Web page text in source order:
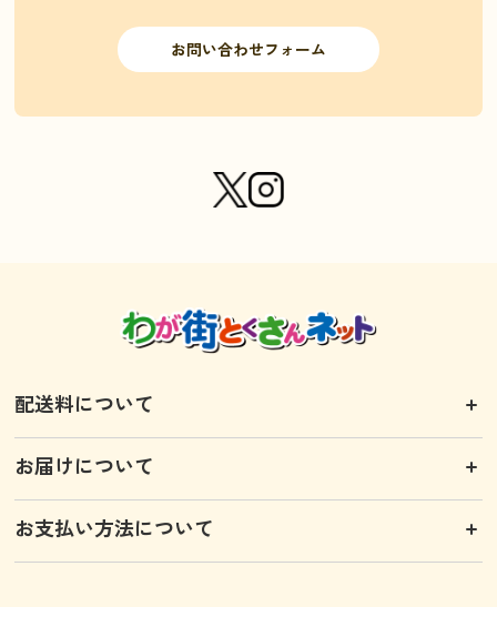
お問い合わせフォーム
配送料について
お届けについて
お支払い方法について